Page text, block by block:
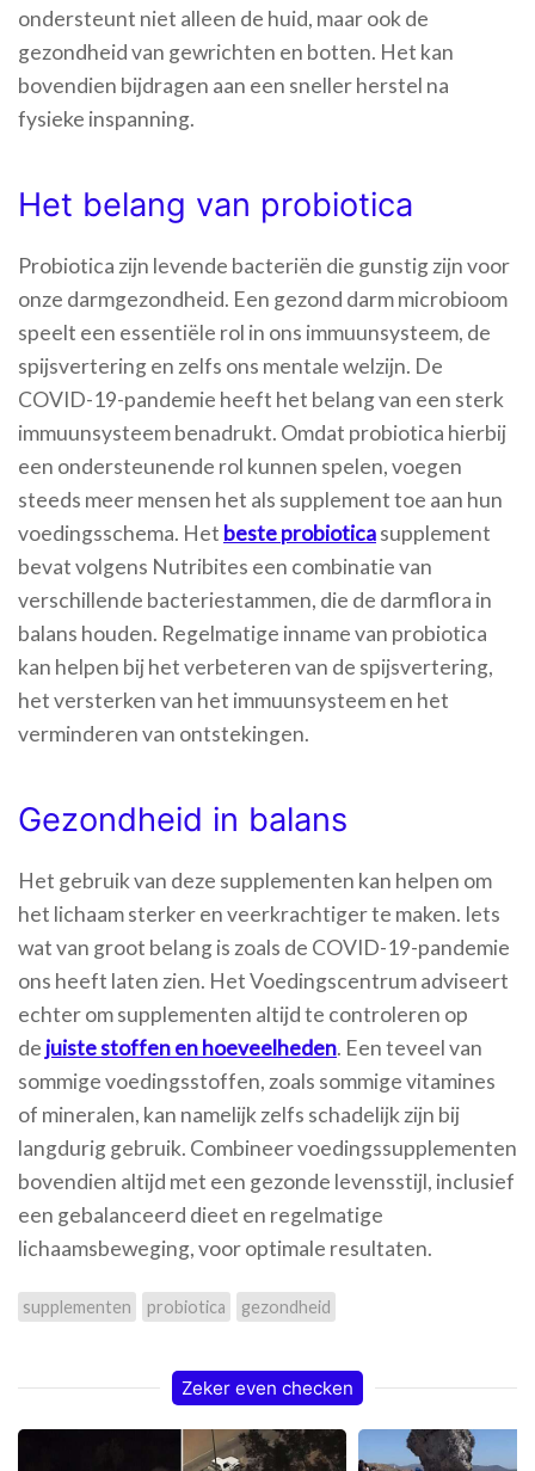
ondersteunt niet alleen de huid, maar ook de
gezondheid van gewrichten en botten. Het kan
bovendien bijdragen aan een sneller herstel na
fysieke inspanning.
Het belang van probiotica
Probiotica zijn levende bacteriën die gunstig zijn voor
onze darmgezondheid. Een gezond darm microbioom
speelt een essentiële rol in ons immuunsysteem, de
spijsvertering en zelfs ons mentale welzijn. De
COVID-19-pandemie heeft het belang van een sterk
immuunsysteem benadrukt. Omdat probiotica hierbij
een ondersteunende rol kunnen spelen, voegen
steeds meer mensen het als supplement toe aan hun
voedingsschema. Het beste probioticasupplement
bevat volgens Nutribites een combinatie van
verschillende bacteriestammen, die de darmflora in
balans houden. Regelmatige inname van probiotica
kan helpen bij het verbeteren van de spijsvertering,
het versterken van het immuunsysteem en het
verminderen van ontstekingen.
Gezondheid in balans
Het gebruik van deze supplementen kan helpen om
het lichaam sterker en veerkrachtiger te maken. Iets
wat van groot belang is zoals de COVID-19-pandemie
ons heeft laten zien. Het Voedingscentrum adviseert
echter om supplementen altijd te controleren op
de juiste stoffen en hoeveelheden. Een teveel van
sommige voedingsstoffen, zoals sommige vitamines
of mineralen, kan namelijk zelfs schadelijk zijn bij
langdurig gebruik. Combineer voedingssupplementen
bovendien altijd met een gezonde levensstijl, inclusief
een gebalanceerd dieet en regelmatige
lichaamsbeweging, voor optimale resultaten.
supplementen probiotica gezondheid
Zeker even checken